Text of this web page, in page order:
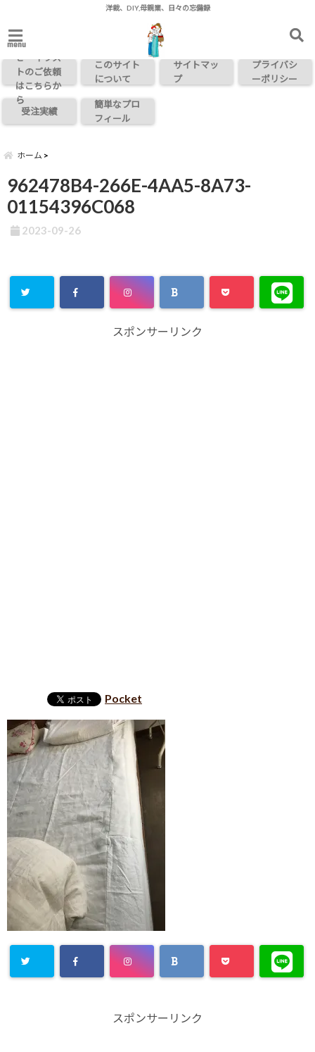
洋裁、DIY,母親業、日々の忘備録
menuお問い合わ
せ・イラス
トのご依頼
はこちらか
ら
このサイト
について
サイトマッ
プ
プライバシ
ーポリシー
受注実績
簡単なプロ
フィール
ホーム
962478B4-266E-4AA5-8A73-
01154396C068
2023-09-26
スポンサーリンク
Pocket
スポンサーリンク